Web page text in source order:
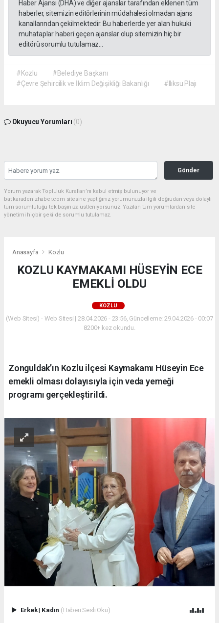
Haber Ajansı (DHA) ve diğer ajanslar tarafından eklenen tüm
haberler, sitemizin editörlerinin müdahalesi olmadan ajans
kanallarından çekilmektedir. Bu haberlerde yer alan hukuki
muhataplar haberi geçen ajanslar olup sitemizin hiç bir
editörü sorumlu tutulamaz...
#Kozlu
#Belediye Başkanı
#Çevre Şehircilik ve İklim Değişikliği Bakanlığı
#Ilıksu Plajı
Okuyucu Yorumları (0)
Gönder
Yorum yazarak Topluluk Kuralları’nı kabul etmiş bulunuyor ve
batikaradenizhaber.com sitesine yaptığınız yorumunuzla ilgili doğrudan veya dolaylı
tüm sorumluluğu tek başınıza üstleniyorsunuz. Yazılan tüm yorumlardan site
yönetimi hiçbir şekilde sorumlu tutulamaz.
Anasayfa Kozlu
KOZLU KAYMAKAMI HÜSEYİN ECE
EMEKLİ OLDU
KOZLU
(Web Sitesi) - Web Sitesi | 28.04.2026 - 23:56, Güncelleme: 29.04.2026 - 00:07
8200+ kez okundu.
Zonguldak’ın Kozlu ilçesi Kaymakamı Hüseyin Ece
emekli olması dolayısıyla için veda yemeği
programı gerçekleştirildi.
Erkek| Kadın (Haberi Sesli Oku)